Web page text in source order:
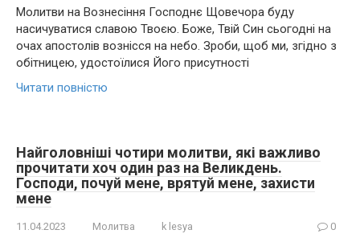
Молитви на Вознесіння Господнє Щовечора буду
насичуватися славою Твоєю. Боже, Твій Син сьогодні на
очах апостолів вознісся на небо. Зроби, щоб ми, згідно з
обітницею, удостоїлися Його присутності
Читати повністю
Найголовніші чотири молитви, які важливо
прочитати хоч один раз на Великдень.
Господи, почуй мене, врятуй мене, захисти
мене
11.04.2023 Молитва k lesya 0